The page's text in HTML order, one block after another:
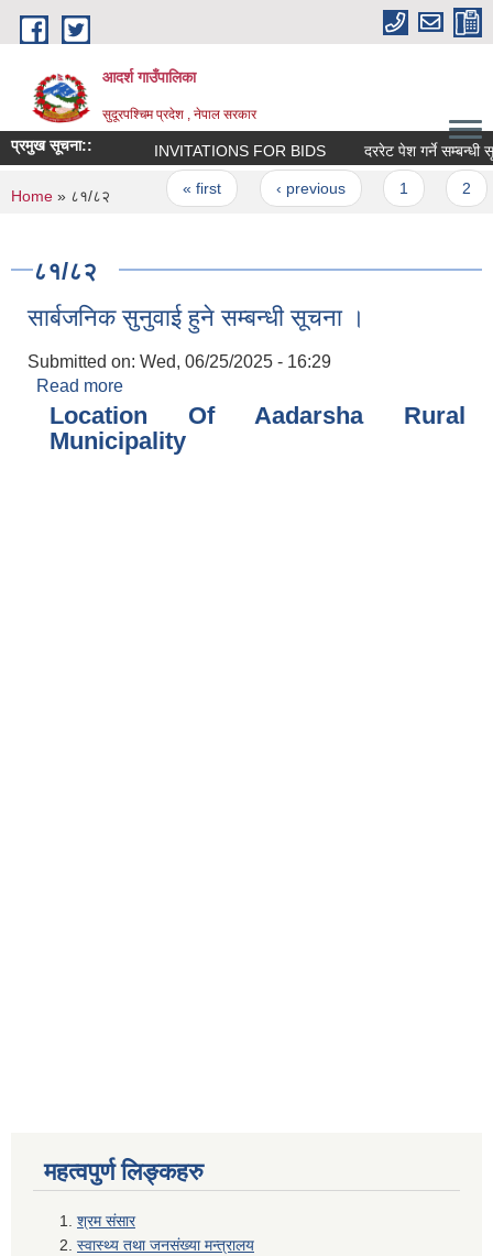
Skip to main content
आदर्श गाउँपालिका
सुदूरपश्चिम प्रदेश , नेपाल सरकार
प्रमुख सूचना:: INVITATIONS FOR BIDS दररेट पेश गर्ने सम्बन्धी
Pages
« first ‹ previous
You are here
Home » ८१/८२
८१/८२
सार्बजनिक सुनुवाई हुने सम्बन्धी सूचना ।
Submitted on: Wed, 06/25/2025 - 16:29
Read more
Location Of Aadarsha Rural
Municipality
महत्वपुर्ण लिङ्कहरु
श्रम संसार
स्वास्थ्य तथा जनसंख्या मन्त्रालय